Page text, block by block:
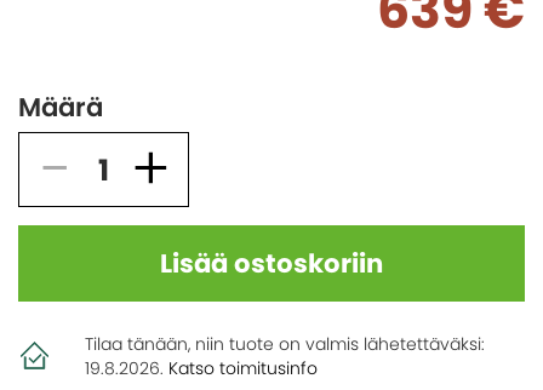
Määrä
Lisää ostoskoriin
Tilaa tänään, niin tuote on valmis lähetettäväksi:
19.8.2026. Katso toimitusinfo